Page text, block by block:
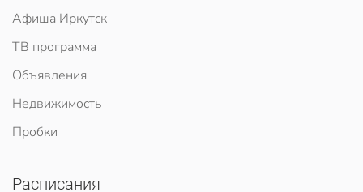
Афиша Иркутск
ТВ программа
Объявления
Недвижимость
Пробки
Расписания